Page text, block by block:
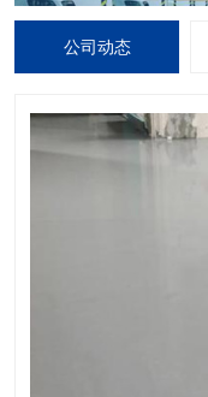
公司动态